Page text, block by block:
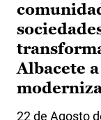
Albacete
22 de Agosto